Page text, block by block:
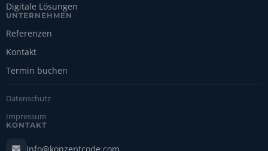
Digitale Lösungen
UNTERNEHMEN
Referenzen
Kontakt
Termin buchen
Datenschutz
Impressum
KONTAKT